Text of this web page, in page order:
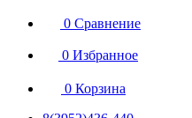
0 Сравнение
0 Избранное
0 Корзина